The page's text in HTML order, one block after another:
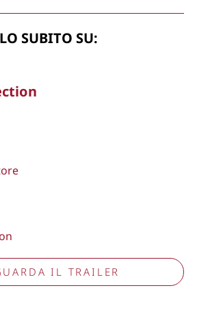
PolicyPrivacy Policy
SUBITO SU:
IL TRAILER